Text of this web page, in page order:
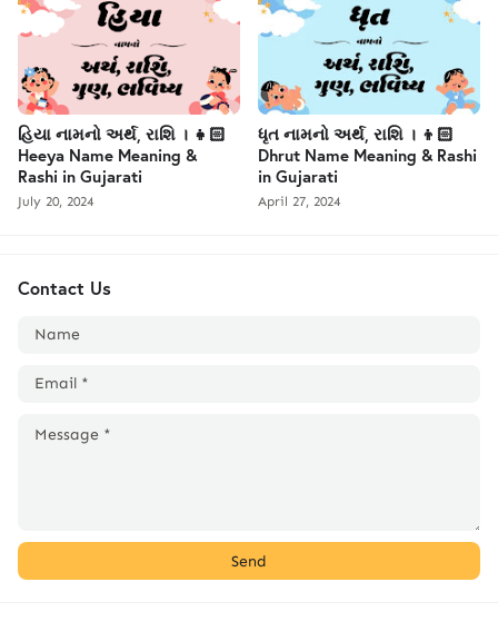
હિયા નામનો અર્થ, રાશિ । 👧🏻
Heeya Name Meaning &
Rashi in Gujarati
July 20, 2024
ધૃત નામનો અર્થ, રાશિ । 👦🏻
Dhrut Name Meaning & Rashi
in Gujarati
April 27, 2024
Contact Us